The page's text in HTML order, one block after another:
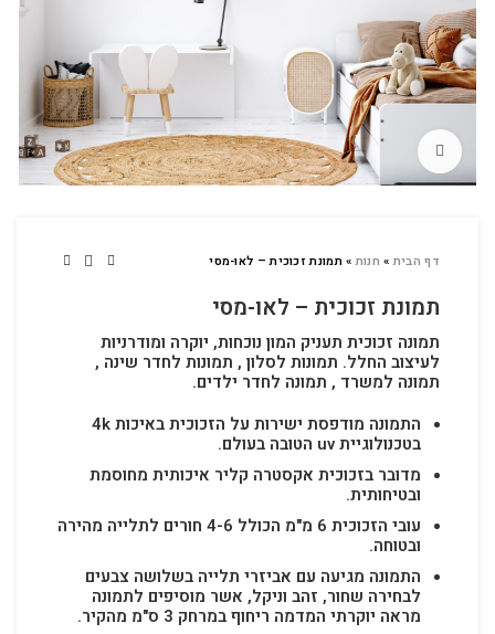
לחץ להגדלה
דף הבית» חנות»תמונת זכוכית – לאו-מסי
תמונת זכוכית – לאו-מסי
תמונה זכוכית תעניק המון נוכחות, יוקרה ומודרניות
לעיצוב החלל. תמונות לסלון , תמונות לחדר שינה ,
תמונה למשרד , תמונה לחדר ילדים.
התמונה מודפסת ישירות על הזכוכית באיכות 4k
בטכנולוגיית uv הטובה בעולם.
מדובר בזכוכית אקסטרה קליר איכותית מחוסמת
ובטיחותית.
עובי הזכוכית 6 מ"מ הכולל 4-6 חורים לתלייה מהירה
ובטוחה.
התמונה מגיעה עם אביזרי תלייה בשלושה צבעים
לבחירה שחור, זהב וניקל, אשר מוסיפים לתמונה
מראה יוקרתי המדמה ריחוף במרחק 3 ס"מ מהקיר.